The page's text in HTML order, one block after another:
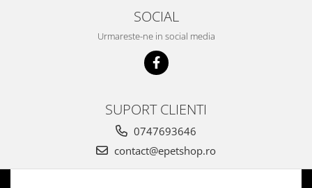
SOCIAL
Urmareste-ne in social media
SUPORT CLIENTI
0747693646
contact@epetshop.ro